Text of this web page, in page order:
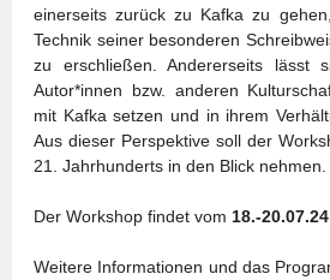
einerseits zurück zu Kafka zu
Technik seiner besonderen
zu erschließen. Andererseits lässt
Autor*innen bzw. anderen
mit Kafka setzen und in ihrem
Aus dieser Perspektive soll der
21. Jahrhunderts in den Blick nehmen.
Der Workshop findet vom 18.-20.07.24
Weitere Informationen und das